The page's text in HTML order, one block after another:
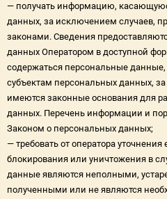
— получать информацию,
данных, за исключением случаев,
законами. Сведения
данных Оператором в доступной
содержаться персональные
субъектам персональных данных,
имеются законные основания для
данных. Перечень информации и
Законом о персональных данных;
— требовать от оператора
блокирования или уничтожения в
данные являются неполными,
полученными или не являются